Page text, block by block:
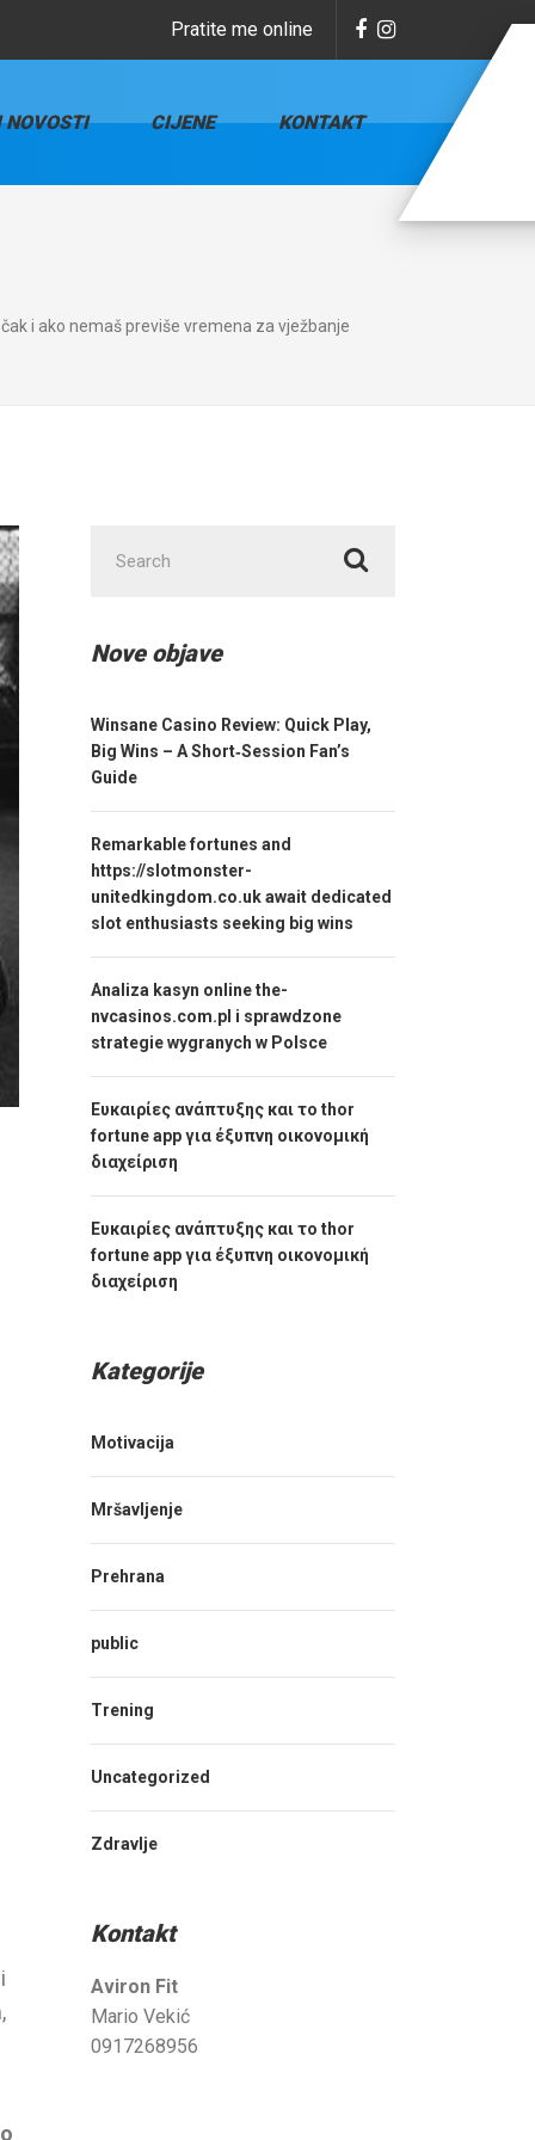
Pratite me online
CIJENE KONTAKT
i ako nemaš previše vremena za vježbanje
for:
Nove objave
Winsane Casino Review: Quick Play,
Big Wins – A Short‑Session Fan’s
Guide
Remarkable fortunes and
https://slotmonster-
unitedkingdom.co.uk await dedicated
slot enthusiasts seeking big wins
Analiza kasyn online the-
nvcasinos.com.pl i sprawdzone
strategie wygranych w Polsce
Ευκαιρίες ανάπτυξης και το thor
fortune app για έξυπνη οικονομική
διαχείριση
Ευκαιρίες ανάπτυξης και το thor
fortune app για έξυπνη οικονομική
διαχείριση
Kategorije
Motivacija
Mršavljenje
Prehrana
public
Trening
Uncategorized
Zdravlje
Kontakt
Aviron Fit
Mario Vekić
0917268956